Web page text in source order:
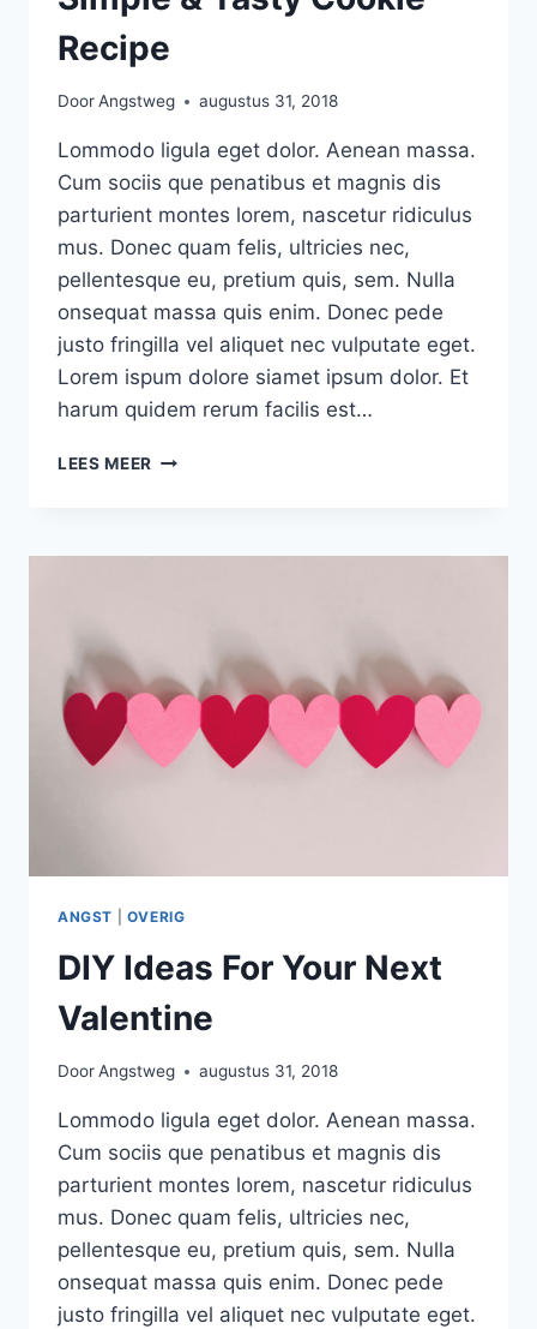
Recipe
DoorAngstweg augustus 31, 2018
Lommodo ligula eget dolor. Aenean massa.
Cum sociis que penatibus et magnis dis
parturient montes lorem, nascetur ridiculus
mus. Donec quam felis, ultricies nec,
pellentesque eu, pretium quis, sem. Nulla
onsequat massa quis enim. Donec pede
justo fringilla vel aliquet nec vulputate eget.
Lorem ispum dolore siamet ipsum dolor. Et
harum quidem rerum facilis est…
LEES MEER SIMPLE
RECIPE
ANGST OVERIG
DIY Ideas For Your Next
Valentine
DoorAngstweg augustus 31, 2018
Lommodo ligula eget dolor. Aenean massa.
Cum sociis que penatibus et magnis dis
parturient montes lorem, nascetur ridiculus
mus. Donec quam felis, ultricies nec,
pellentesque eu, pretium quis, sem. Nulla
onsequat massa quis enim. Donec pede
justo fringilla vel aliquet nec vulputate eget.